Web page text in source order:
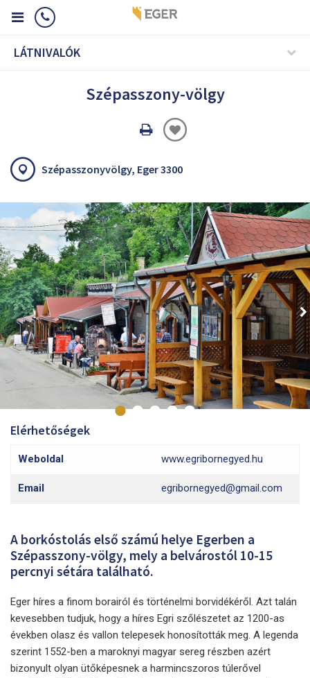
LÁTNIVALÓK
Szépasszony-völgy
Oldal
Szépasszonyvölgy, Eger 3300
Elérhetőségek
Weboldal www.egribornegyed.hu
Email egribornegyed@gmail.com
A borkóstolás első számú helye Egerben a
Szépasszony-völgy, mely a belvárostól 10-15
percnyi sétára található.
Eger híres a finom borairól és történelmi borvidékéről. Azt talán
kevesebben tudjuk, hogy a híres Egri szőlészetet az 1200-as
években olasz és vallon telepesek honosították meg. A legenda
szerint 1552-ben a maroknyi magyar sereg részben azért
bizonyult olyan ütőképesnek a harmincszoros túlerővel